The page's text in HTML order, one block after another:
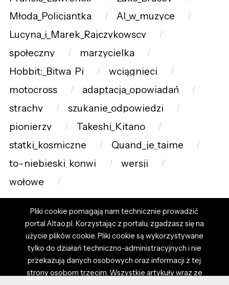
Młoda_Policjantka
AI_w_muzyce
Lucyna_i_Marek_Rajczykowscy
społeczny
marzycielka
Hobbit:_Bitwa_Pi
wciągnięci
motocross
adaptacja_opowiadań
strachy
szukanie_odpowiedzi
pionierzy
Takeshi_Kitano
statki_kosmiczne
Quand_je_taime
to-niebieski_konwj
wersji
wołowe
Pliki cookie pomagają nam technicznie prowadzić
portal Altao.pl. Korzystając z portalu, zgadzasz się na
użycie plików cookie. Pliki cookie są wykorzystywane
tylko do działań techniczno-administracyjnych i nie
przekazują danych osobowych oraz informacji z tej
strony osobom trzecim. Wszystkie artykuły wraz ze